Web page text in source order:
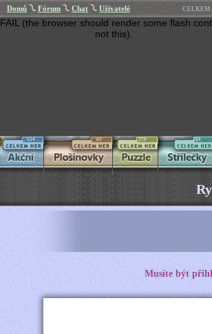
Domů Fórum Chat Uživatelé CELKEM
FAIL (the browser should render some flash
not this).
554 63 270 269
Musíte být